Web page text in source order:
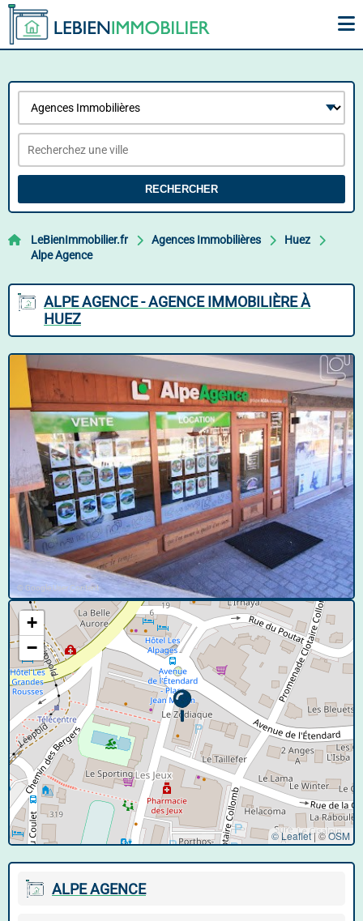
RECHERCHER
LeBienImmobilier.fr Agences Immobilières
Huez
Alpe Agence
ALPE AGENCE - AGENCE IMMOBILIÈRE À
HUEZ
© Google User Content
+
−
© Leaflet|©OSM
ALPE AGENCE